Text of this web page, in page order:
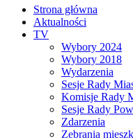
Strona główna
Aktualności
TV
Wybory 2024
Wybory 2018
Wydarzenia
Sesje Rady
Komisje Rady
Sesje Rady
Zdarzenia
Zebrania